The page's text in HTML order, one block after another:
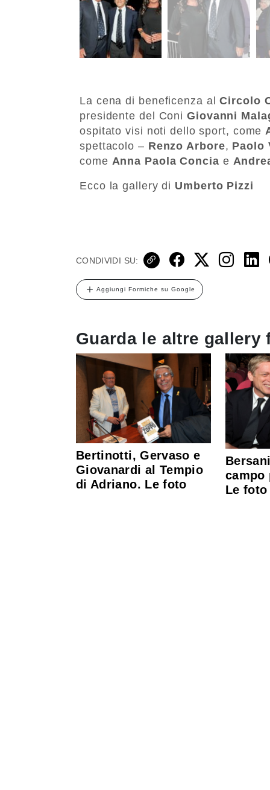
La cena di beneficenza alCircolo
presidente del Coni Giovanni
ospitato visi noti dello sport, come
spettacolo – Renzo Arbore, Paolo
come Anna Paola Concia e
Ecco la gallery di Umberto Pizzi
CONDIVIDI SU:
Aggiungi Formiche su Google
Guarda le altre gallery
Bertinotti, Gervaso e
Giovanardi al Tempio
di Adriano. Le foto
campo
Le foto